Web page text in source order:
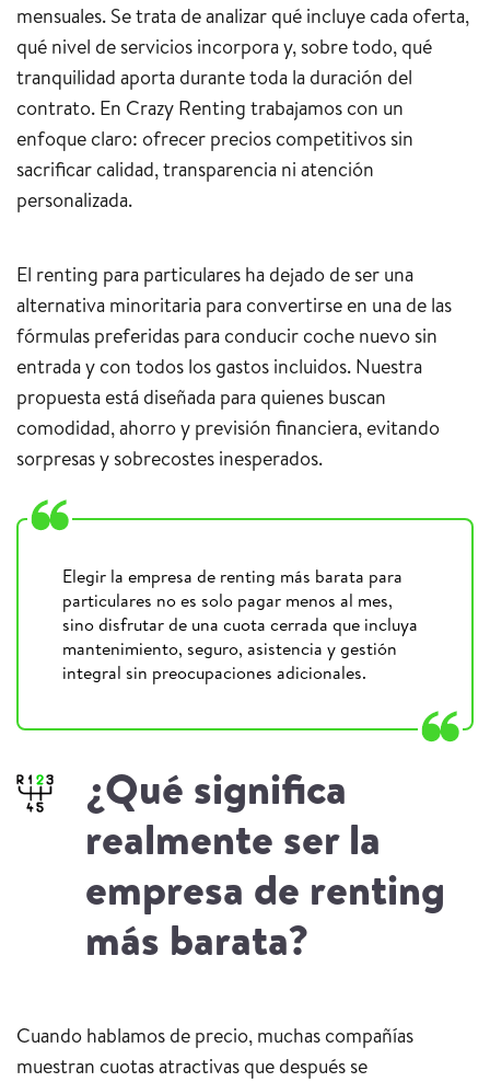
mensuales. Se trata de analizar qué incluye cada oferta,
qué nivel de servicios incorpora y, sobre todo, qué
tranquilidad aporta durante toda la duración del
contrato. En Crazy Renting trabajamos con un
enfoque claro: ofrecer precios competitivos sin
sacrificar calidad, transparencia ni atención
personalizada.
El renting para particulares ha dejado de ser una
alternativa minoritaria para convertirse en una de las
fórmulas preferidas para conducir coche nuevo sin
entrada y con todos los gastos incluidos. Nuestra
propuesta está diseñada para quienes buscan
comodidad, ahorro y previsión financiera, evitando
sorpresas y sobrecostes inesperados.
Elegir la empresa de renting más barata para
particulares no es solo pagar menos al mes,
sino disfrutar de una cuota cerrada que incluya
mantenimiento, seguro, asistencia y gestión
integral sin preocupaciones adicionales.
¿Qué significa
realmente ser la
empresa de renting
más barata?
Cuando hablamos de precio, muchas compañías
muestran cuotas atractivas que después se